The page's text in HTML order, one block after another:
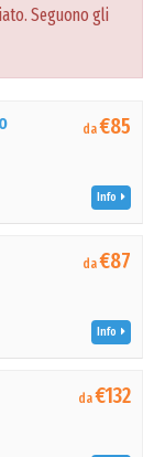
Seguono gli
da€85
Info
da€87
Info
da€132